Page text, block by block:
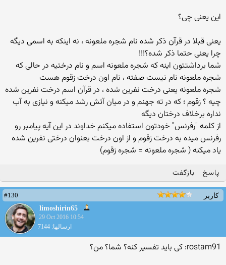
این یعنی چی؟
یعنی قبلا در قرآن ذکر شده نام شجره ملعونه ، نه اینکه به اسمی دیگه
چرا یعنی حتما ذکر شده؟!!!
شما برداشتتون اینه که شجره ملعونه اسم و نام درختیه در حالی که
شجره ملعونه نام نیست صفته ، نام اون درخت زقوم هست
شجره ملعونه یعنی درخت نفرین شده ، در قرآن اسم درخت نفرین شده
چیه ؟ زقوم ؛ که در ته جهنم و در میان آتش رشد میکنه و نیازی به آب
نداره برخلاف درختان دیگه
از کلمه "رفرنس" خودتون استفاده میکنم خداوند در این آیه پیامبر رو
رفرنس میده به درخت زقوم و از اون درخت بعنوان درختی نفرین شده
یاد میکنه ( شجره ملعونه = شجره زقوم)
پاسخ بازگفت
کاربر
#130
limoshirin65
29 Oct 2016 10:54
ارسالها: 7144
rostam91: کی باید تفسیر کنه؟ شما؟ من؟